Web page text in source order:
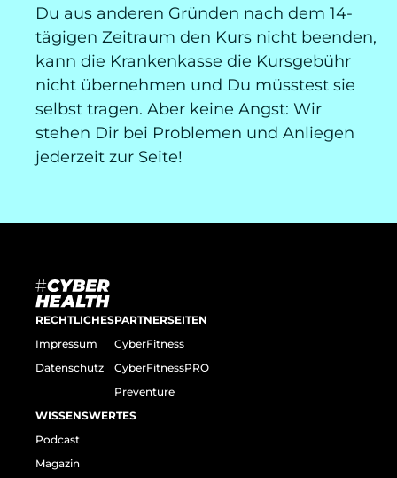
Du aus anderen Gründen nach dem 14-
tägigen Zeitraum den Kurs nicht beenden,
kann die Krankenkasse die Kursgebühr
nicht übernehmen und Du müsstest sie
selbst tragen. Aber keine Angst: Wir
stehen Dir bei Problemen und Anliegen
jederzeit zur Seite!
RECHTLICHES
Impressum
Datenschutz
PARTNERSEITEN
CyberFitness
CyberFitnessPRO
Preventure
WISSENSWERTES
Podcast
Magazin